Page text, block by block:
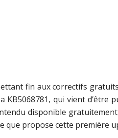
fin aux correctifs
qui vient d’être
disponible
que propose cette première